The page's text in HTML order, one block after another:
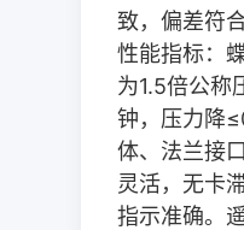
致，偏差符
性能指标：
为1.5倍公称
钟，压力降≤
体、法兰接
灵活，无卡
指示准确。